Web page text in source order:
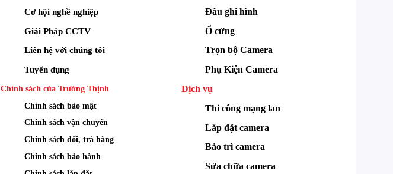
Cơ hội nghề nghiệp
Giải Pháp CCTV
Liên hệ với chúng tôi
Tuyển dụng
Chính sách của Trường Thịnh
Chính sách bảo mật
Chính sách vận chuyển
Chính sách đổi, trả hàng
Chính sách bảo hành
Đầu ghi hình
Ổ cứng
Trọn bộ Camera
Phụ Kiện Camera
Dịch vụ
Thi công mạng lan
Lắp đặt camera
Bảo trì camera
Sửa chữa camera